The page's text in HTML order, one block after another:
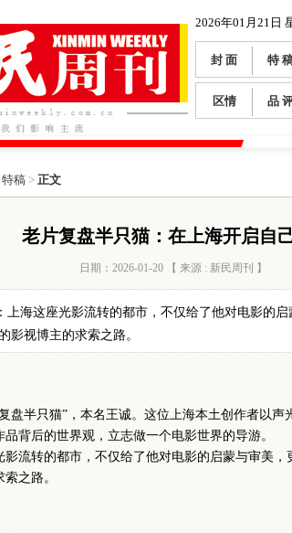
2026年01月21日
封 面 特
区情 品
特稿> 正文
老片复盘半只猫：在上海开启自
日期：2026-01-20 【 来源 : 新民周刊 】
上海这座光影流转的都市，不仅给了他对电影的
影视博主的求索之路。
盘半只猫”，本名王诚。这位上海本土创作者以声
背后的世界观，立志做一个电影世界的导游。
转的都市，不仅给了他对电影的启蒙与审美，
之路。